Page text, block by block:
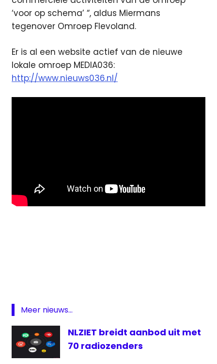
‘voor op schema’ “, aldus Miermans
tegenover Omroep Flevoland.
Er is al een website actief van de nieuwe
lokale omroep MEDIA036:
http://www.nieuws036.nl/
Almere
Media036
OLON
Radio
Meer nieuws...
NLZIET breidt aanbod uit met
70 radiozenders